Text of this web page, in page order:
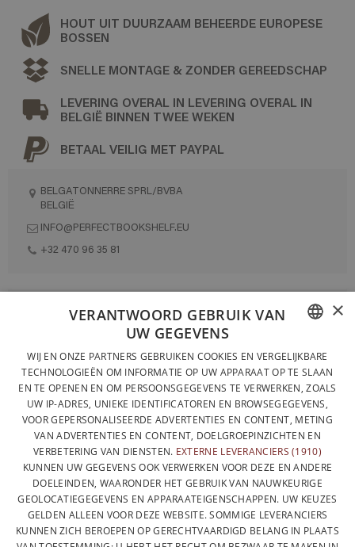
HOUT UIT DUURZAAM BEHEERDE EUROPESE
BOSSEN
SNELLE MONTAGE & ZONDER GEREEDSCHAP
LEVERING OVERAL IN LEVERING OVERAL IN
BELGIË BINNEN TWEE WEKEN
BETAAL VEILIG MET PAYPAL
BELGATONNERRE SPRL/BVBA
BELGIË
INFO@PERFECTBOOKSHELF.EU
+32 470 96 35 81
VOLLEDIG ONTWORPEN EN GEPRODUCEERD IN BELGIË
PRIVACYBELEID
ALGEMENE VERKOOPVOORWAARDEN
SITEMAP
FRENCH
DUTCH
ENGLISH
×
VERANTWOORD GEBRUIK VAN
UW GEGEVENS
WIJ EN ONZE PARTNERS GEBRUIKEN COOKIES EN VERGELIJKBARE
TECHNOLOGIEËN OM INFORMATIE OP UW APPARAAT OP TE SLAAN
EN TE OPENEN EN OM PERSOONSGEGEVENS TE VERWERKEN, ZOALS
UW IP-ADRES, UNIEKE IDENTIFICATOREN EN BROWSEGEGEVENS,
VOOR GEPERSONALISEERDE ADVERTENTIES EN CONTENT, METING
VAN ADVERTENTIES EN CONTENT, DOELGROEPINZICHTEN EN
VERBETERING VAN DIENSTEN. EXTERNE LEVERANCIERS (1910)
KUNNEN UW GEGEVENS OOK VERWERKEN VOOR DEZE EN ANDERE
DOELEINDEN, WAARONDER HET GEBRUIK VAN NAUWKEURIGE
GEOLOCATIEGEGEVENS EN APPARAATEIGENSCHAPPEN. UW KEUZES
GELDEN ALLEEN VOOR DEZE WEBSITE. SOMMIGE LEVERANCIERS
KUNNEN ZICH BEROEPEN OP GERECHTVAARDIGD BELANG IN PLAATS